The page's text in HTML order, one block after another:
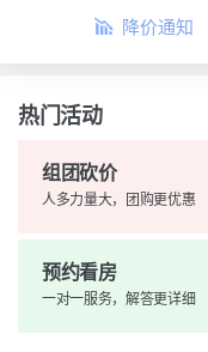
降价通知
热门活动
组团砍价
人多力量大，团购更优惠
预约看房
一对一服务，解答更详细